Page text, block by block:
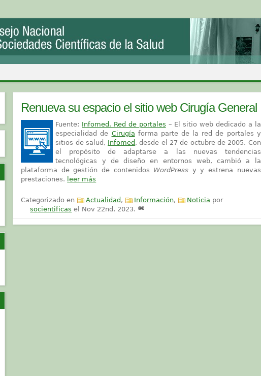
Renueva su espacio el sitio web Cirugía General
Fuente: Infomed. Red de portales – El sitio web dedicado a la
especialidad de Cirugía forma parte de la red de portales y
sitios de salud, Infomed , desde el 27 de octubre de 2005. Con
el propósito de adaptarse a las nuevas tendencias
tecnológicas y de diseño en entornos web, cambió a la
plataforma de gestión de contenidos WordPress y y estrena nuevas
prestaciones. leer más
Categorizado en Actualidad , Información, Noticia por
socientificas el Nov 22nd, 2023.